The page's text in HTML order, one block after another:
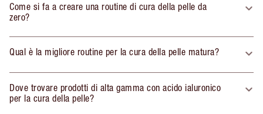
Come si fa a creare una routine di cura della pelle da
zero?
Qual è la migliore routine per la cura della pelle matura?
Dove trovare prodotti di alta gamma con acido ialuronico
per la cura della pelle?